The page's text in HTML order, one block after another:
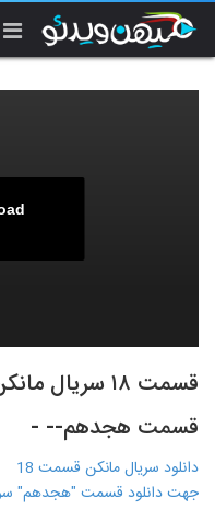
قسمت ۱۸
قسمت هجدهم-- -
دانلود سریال مانکن قسمت 18
جهت دانلود قسمت "هجدهم"